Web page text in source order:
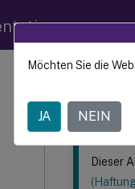
Dieser Inhalt
Dieser
Möchten Sie die
JA NEIN